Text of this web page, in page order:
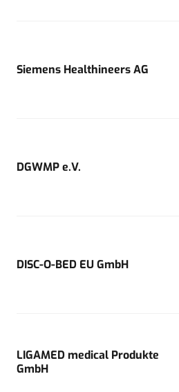
Siemens Healthineers AG
DGWMP e.V.
DISC-O-BED EU GmbH
LIGAMED medical Produkte
GmbH